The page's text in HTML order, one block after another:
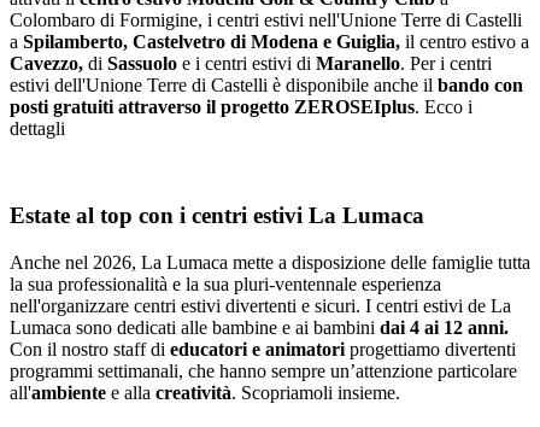
Colombaro di Formigine, i centri estivi nell'Unione Terre di Castelli
a Spilamberto, Castelvetro di Modena e Guiglia, il centro estivo a
Cavezzo, di Sassuolo e i centri estivi di Maranello. Per i centri
estivi dell'Unione Terre di Castelli è disponibile anche il bando con
posti gratuiti attraverso il progetto ZEROSEIplus. Ecco i
dettagli
Estate al top con i centri estivi La Lumaca
Anche nel 2026, La Lumaca mette a disposizione delle famiglie tutta
la sua professionalità e la sua pluri-ventennale esperienza
nell'organizzare centri estivi divertenti e sicuri. I centri estivi de La
Lumaca sono dedicati alle bambine e ai bambini dai 4 ai 12 anni.
Con il nostro staff di educatori e animatori progettiamo divertenti
programmi settimanali, che hanno sempre un’attenzione particolare
all'ambiente e alla creatività. Scopriamoli insieme.